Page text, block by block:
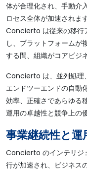
体が合理化され、手動介
ロセス全体が加速されま
Concierto は従来の移行
し、プラットフォームが
する間、組織がコアビジ
Concierto は、並列処理
エンドツーエンドの自動
効率、正確さであらゆる
運用の卓越性と競争上の
事業継続性と
Concierto のインテリジ
行が加速され、ビジネス